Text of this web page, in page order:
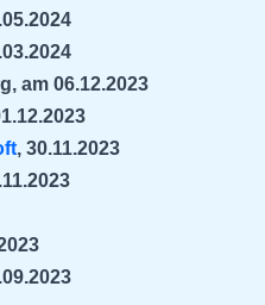
am 06.12.2023
, 30.11.2023